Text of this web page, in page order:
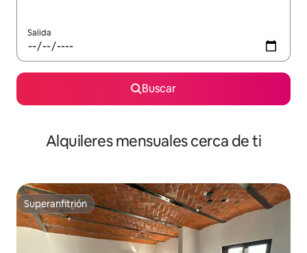
Salida
Buscar
Alquileres mensuales cerca de ti
Superanfitrión
Superanfitrión